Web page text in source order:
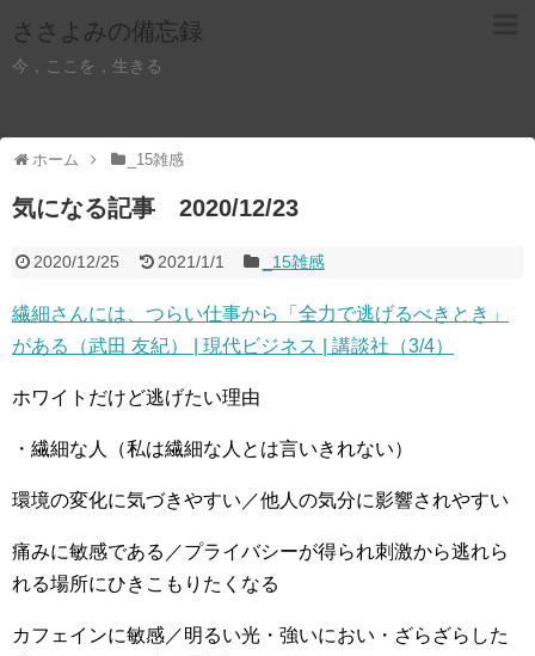
ささよみの備忘録
今，ここを，生きる
ホーム _15雑感
気になる記事 2020/12/23
2020/12/25 2021/1/1 _15雑感
繊細さんには、つらい仕事から「全力で逃げるべきとき」
がある（武田 友紀） | 現代ビジネス | 講談社（3/4）
ホワイトだけど逃げたい理由
・繊細な人（私は繊細な人とは言いきれない）
環境の変化に気づきやすい／他人の気分に影響されやすい
痛みに敏感である／プライバシーが得られ刺激から逃れら
れる場所にひきこもりたくなる
カフェインに敏感／明るい光・強いにおい・ざらざらした